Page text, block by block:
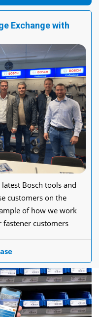
Exchange with
Bosch tools and
customers on the
of how we work
customers